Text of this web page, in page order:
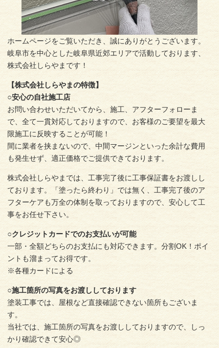
ホームページをご覧いただき、誠にありがとうございます。
岐阜市を中心とした岐阜県近郊エリアで活動しております、
株式会社しらやまです！
【株式会社しらやまの特徴】
○安心の自社施工店
お問い合わせいただいてから、施工、アフターフォローま
で、全て一貫対応しておりますので、お客様のご要望を最大
限施工に反映することが可能！
間に業者を挟まないので、中間マージンといった余計な費用
も発生せず、適正価格でご提供できております。
株式会社しらやまでは、工事完了後に工事保証書をお渡しし
ております。「塗ったら終わり」では無く、工事完了後のア
フターケアも万全の体制を取っておりますので、安心して工
事をお任せ下さい。
○クレジットカードでのお支払いが可能
一部・全額どちらのお支払にも対応できます。分割OK！ポイ
ントも溜まってお得です。
※各種カードによる
○施工箇所の写真をお渡ししております
塗装工事では、屋根など直接確認できない箇所もございま
す。
当社では、施工箇所の写真をお渡ししておりますので、しっ
かり確認できて安心◎